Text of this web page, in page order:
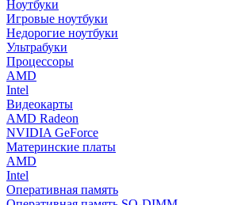
Ноутбуки
Игровые ноутбуки
Недорогие ноутбуки
Ультрабуки
Процессоры
AMD
Intel
Видеокарты
AMD Radeon
NVIDIA GeForce
Материнские платы
AMD
Intel
Оперативная память